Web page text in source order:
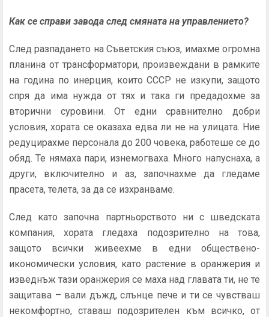
Как се справи завода след смяната на управлението?
След разпадането на Съветския съюз, имахме огромна
планина от трансформатори, произвеждани в рамките
на година по инерция, които СССР не изкупи, защото
спря да има нужда от тях и така ги предадохме за
вторични суровини. От едни сравнително добри
условия, хората се оказаха едва ли не на улицата. Ние
редуцирахме персонала до 200 човека, работеше се до
обяд. Те нямаха пари, изнемогваха. Много напуснаха, а
други, включително и аз, започнахме да гледаме
прасета, телета, за да се изхранваме.
След като започна партньорството ни с шведската
компания, хората гледаха подозрително на това,
защото всички живеехме в едни обществено-
икономически условия, като растение в оранжерия и
изведнъж тази оранжерия се маха над главата ти, не те
защитава – вали дъжд, слънце пече и ти се чувстваш
некомфортно, ставаш подозрителен към всичко, от